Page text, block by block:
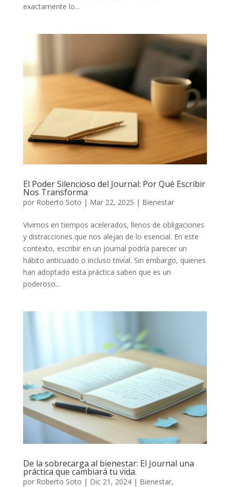
exactamente lo...
El Poder Silencioso del Journal: Por Qué Escribir
Nos Transforma
por Roberto Soto | Mar 22, 2025 | Bienestar
Vivimos en tiempos acelerados, llenos de obligaciones
y distracciones que nos alejan de lo esencial. En este
contexto, escribir en un journal podría parecer un
hábito anticuado o incluso trivial. Sin embargo, quienes
han adoptado esta práctica saben que es un
poderoso...
De la sobrecarga al bienestar: El Journal una
práctica que cambiará tu vida.
por Roberto Soto | Dic 21, 2024| Bienestar,